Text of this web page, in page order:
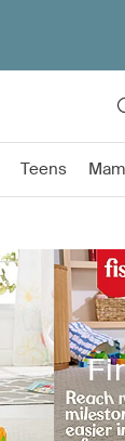
Teens